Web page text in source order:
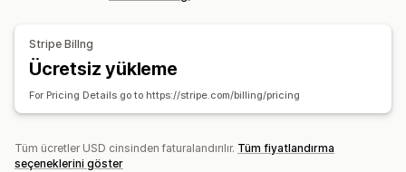
Stripe Billng
Ücretsiz yükleme
For Pricing Details go to https://stripe.com/billing/pricing
Tüm ücretler USD cinsinden faturalandırılır. Tüm fiyatlandırma
seçeneklerini göster